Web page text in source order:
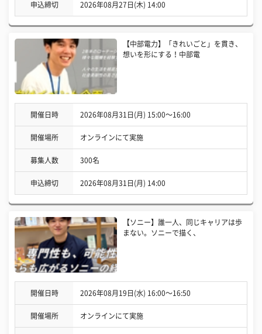
申込締切 2026年08月27日(木) 14:00
【中部電力】「きれいごと」を貫き、
想いを形にする！中部電
開催日時 2026年08月31日(月) 15:00〜16:00
開催場所 オンラインにて実施
募集人数 300名
申込締切 2026年08月31日(月) 14:00
【ソニー】誰一人、同じキャリアは歩
まない。ソニーで描く、
開催日時 2026年08月19日(水) 16:00〜16:50
開催場所 オンラインにて実施